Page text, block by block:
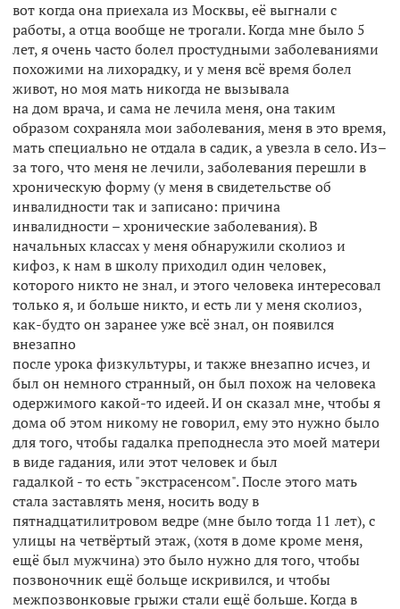
вот когда она приехала из Москвы, её выгнали с
работы, а отца вообще не трогали. Когда мне было 5
лет, я очень часто болел простудными заболеваниями
похожими на лихорадку, и у меня всё время болел
живот, но моя мать никогда не вызывала
на дом врача, и сама не лечила меня, она таким
образом сохраняла мои заболевания, меня в это время,
мать специально не отдала в садик, а увезла в село. Из–
за того, что меня не лечили, заболевания перешли в
хроническую форму (у меня в свидетельстве об
инвалидности так и записано: причина
инвалидности – хронические заболевания). В
начальных классах у меня обнаружили сколиоз и
кифоз, к нам в школу приходил один человек,
которого никто не знал, и этого человека интересовал
только я, и больше никто, и есть ли у меня сколиоз,
как-будто он заранее уже всё знал, он появился
внезапно
после урока физкультуры, и также внезапно исчез, и
был он немного странный, он был похож на человека
одержимого какой-то идеей. И он сказал мне, чтобы я
дома об этом никому не говорил, ему это нужно было
для того, чтобы гадалка преподнесла это моей матери
в виде гадания, или этот человек и был
гадалкой - то есть "экстрасенсом". После этого мать
стала заставлять меня, носить воду в
пятнадцатилитровом ведре (мне было тогда 11 лет), с
улицы на четвёртый этаж, (хотя в доме кроме меня,
ещё был мужчина) это было нужно для того, чтобы
позвоночник ещё больще искривился, и чтобы
межпозвонковые грыжи стали ещё больше. Когда в